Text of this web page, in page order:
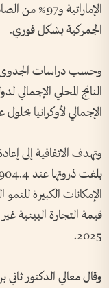
الإماراتية
الجمركية بشكل فوري.
الإجمالي لأوكرانيا بحلول عام
وتهدف الاتفاقية إلى
الإمكانات الكبيرة
2025.
وقال معالي الدكتور